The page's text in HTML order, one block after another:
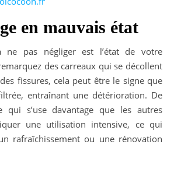
en mauvais état
ne pas négliger est l’état de votre
des carreaux qui se décollent
fissures, cela peut être le signe que
entraînant une détérioration. De
qui s’use davantage que les autres
une utilisation intensive, ce qui
rafraîchissement ou une rénovation